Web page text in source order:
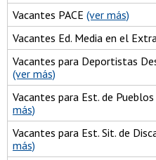
Vacantes PACE (ver más)
Vacantes Ed. Media en el
Vacantes para Deportistas
(ver más)
Vacantes para Est. de
más)
Vacantes para Est. Sit. de
más)